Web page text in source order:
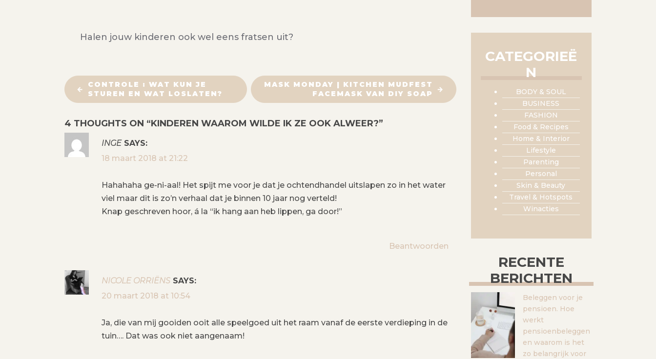
Halen jouw kinderen ook wel eens fratsen uit?
B
E
R
I
A
V
CONTROLE : WAT KUN JE
STUREN EN WAT LOSLATEN?
MASK MONDAY | KITCHEN MUDFEST
FACEMASK VAN DIY SOAP
4 THOUGHTS ON “KINDEREN WAAROM WILDE IK ZE OOK ALWEER?”
INGE SAYS:
18 maart 2018 at 21:22
Hahahaha ge-ni-aal! Het spijt me voor je dat je ochtendhandel uitslapen zo in het water
viel maar dit is zo’n verhaal dat je binnen 10 jaar nog verteld!
Knap geschreven hoor, á la “ik hang aan heb lippen, ga door!”
Beantwoorden
NICOLE ORRIËNS SAYS:
20 maart 2018 at 10:54
Ja, die van mij gooiden ooit alle speelgoed uit het raam vanaf de eerste verdieping in de
tuin…. Dat was ook niet aangenaam!
CATEGORIEË
N
BODY & SOUL
BUSINESS
FASHION
Food & Recipes
Home & Interior
Lifestyle
Parenting
Personal
Skin & Beauty
Travel & Hotspots
Winacties
RECENTE
BERICHTEN
Beleggen voor je
pensioen. Hoe
werkt
pensioenbeleggen
en waarom is het
zo belangrijk voor